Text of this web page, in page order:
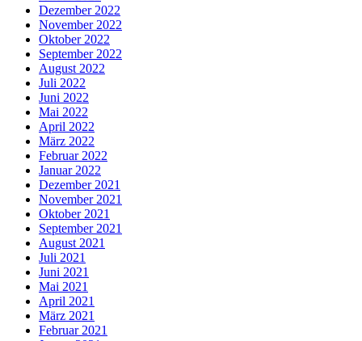
Dezember 2022
November 2022
Oktober 2022
September 2022
August 2022
Juli 2022
Juni 2022
Mai 2022
April 2022
März 2022
Februar 2022
Januar 2022
Dezember 2021
November 2021
Oktober 2021
September 2021
August 2021
Juli 2021
Juni 2021
Mai 2021
April 2021
März 2021
Februar 2021